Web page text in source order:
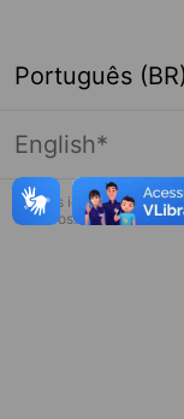
Português (BR)
English*
* Esses idiomas serão
terceiros.